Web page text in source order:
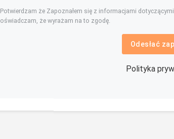
Potwierdzam że Zapoznałem się z informacjami
oświadczam, że wyrażam na to zgodę.
Odesłać
Polityka